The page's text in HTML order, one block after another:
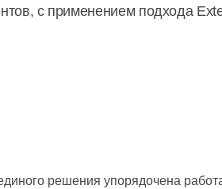
с применением подхода
решения упорядочена